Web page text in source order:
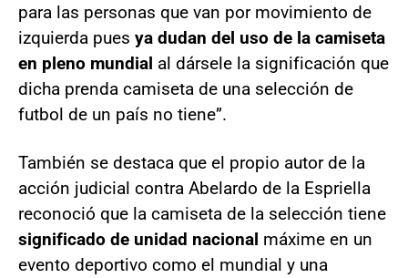
para las personas que van por movimiento de
izquierda pues ya dudan del uso de la camiseta
en pleno mundial al dársele la significación que
dicha prenda camiseta de una selección de
futbol de un país no tiene”.
También se destaca que el propio autor de la
acción judicial contra Abelardo de la Espriella
reconoció que la camiseta de la selección tiene
significado de unidad nacional máxime en un
evento deportivo como el mundial y una